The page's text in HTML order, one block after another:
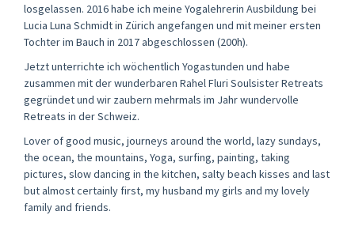
losgelassen. 2016 habe ich meine Yogalehrerin Ausbildung bei
Lucia Luna Schmidt in Zürich angefangen und mit meiner ersten
Tochter im Bauch in 2017 abgeschlossen (200h).
Jetzt unterrichte ich wöchentlich Yogastunden und habe
zusammen mit der wunderbaren Rahel Fluri Soulsister Retreats
gegründet und wir zaubern mehrmals im Jahr wundervolle
Retreats in der Schweiz.
Lover of good music, journeys around the world, lazy sundays,
the ocean, the mountains, Yoga, surfing, painting, taking
pictures, slow dancing in the kitchen, salty beach kisses and last
but almost certainly first, my husband my girls and my lovely
family and friends.